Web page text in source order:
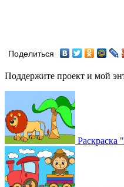
Поделиться
Поддержите проект и мой
Раскраска